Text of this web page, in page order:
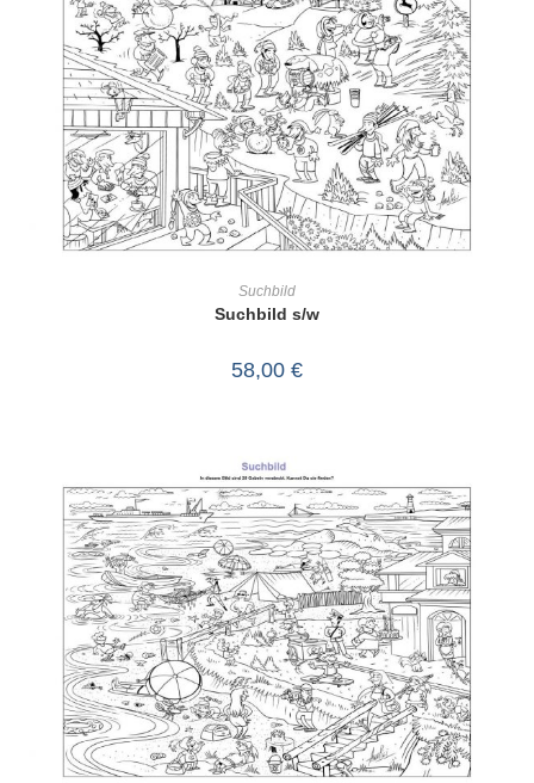
Suchbild
Suchbild s/w
58,00 €